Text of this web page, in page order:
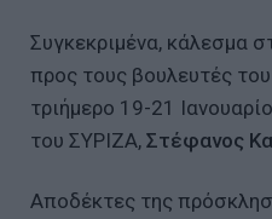
Συγκεκριμένα, κάλεσμα
προς τους βουλευτές
τριήμερο 19-21
του ΣΥΡΙΖΑ, Στέφανος
Αποδέκτες της